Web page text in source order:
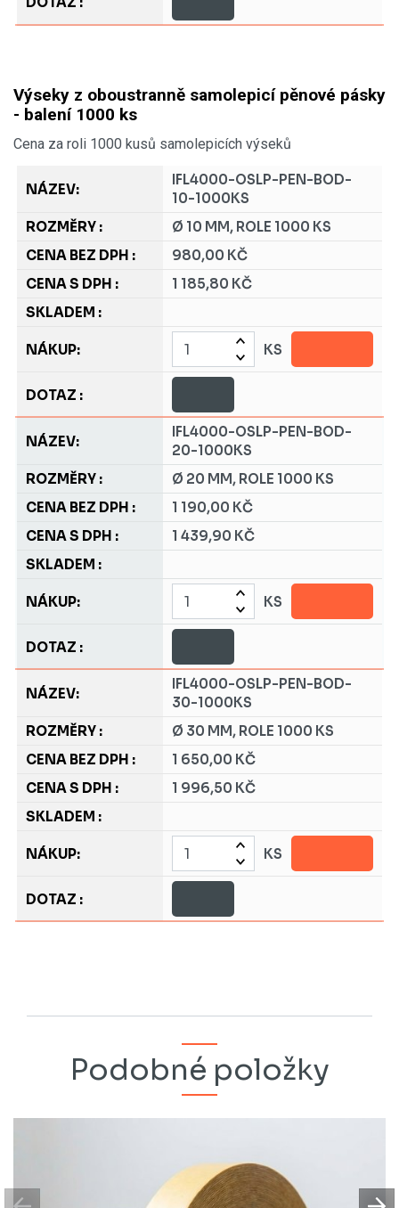
Výseky z oboustranně samolepicí pěnové pásky
- balení 1000 ks
Cena za roli 1000 kusů samolepicích výseků
IFL4000-OSLP-PEN-BOD-
10-1000KS
Ø 10 MM, ROLE 1000 KS
980,00 KČ
1 185,80 KČ
KS
IFL4000-OSLP-PEN-BOD-
20-1000KS
Ø 20 MM, ROLE 1000 KS
1 190,00 KČ
1 439,90 KČ
KS
IFL4000-OSLP-PEN-BOD-
30-1000KS
Ø 30 MM, ROLE 1000 KS
1 650,00 KČ
1 996,50 KČ
KS
Podobné položky